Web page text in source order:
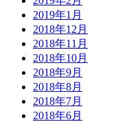
2019年1月
2018年12月
2018年11月
2018年10月
2018年9月
2018年8月
2018年7月
2018年6月